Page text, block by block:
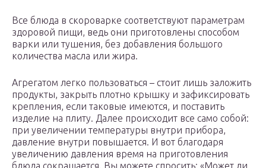
Все блюда в скороварке соответствуют параметрам
здоровой пищи, ведь они приготовлены способом
варки или тушения, без добавления большого
количества масла или жира.
Агрегатом легко пользоваться – стоит лишь заложить
продукты, закрыть плотно крышку и зафиксировать
крепления, если таковые имеются, и поставить
изделие на плиту. Далее происходит все само собой:
при увеличении температуры внутри прибора,
давление внутри повышается. И вот благодаря
увеличению давления время на приготовления
блюда сокращается. Вы можете спросить: «Может ли